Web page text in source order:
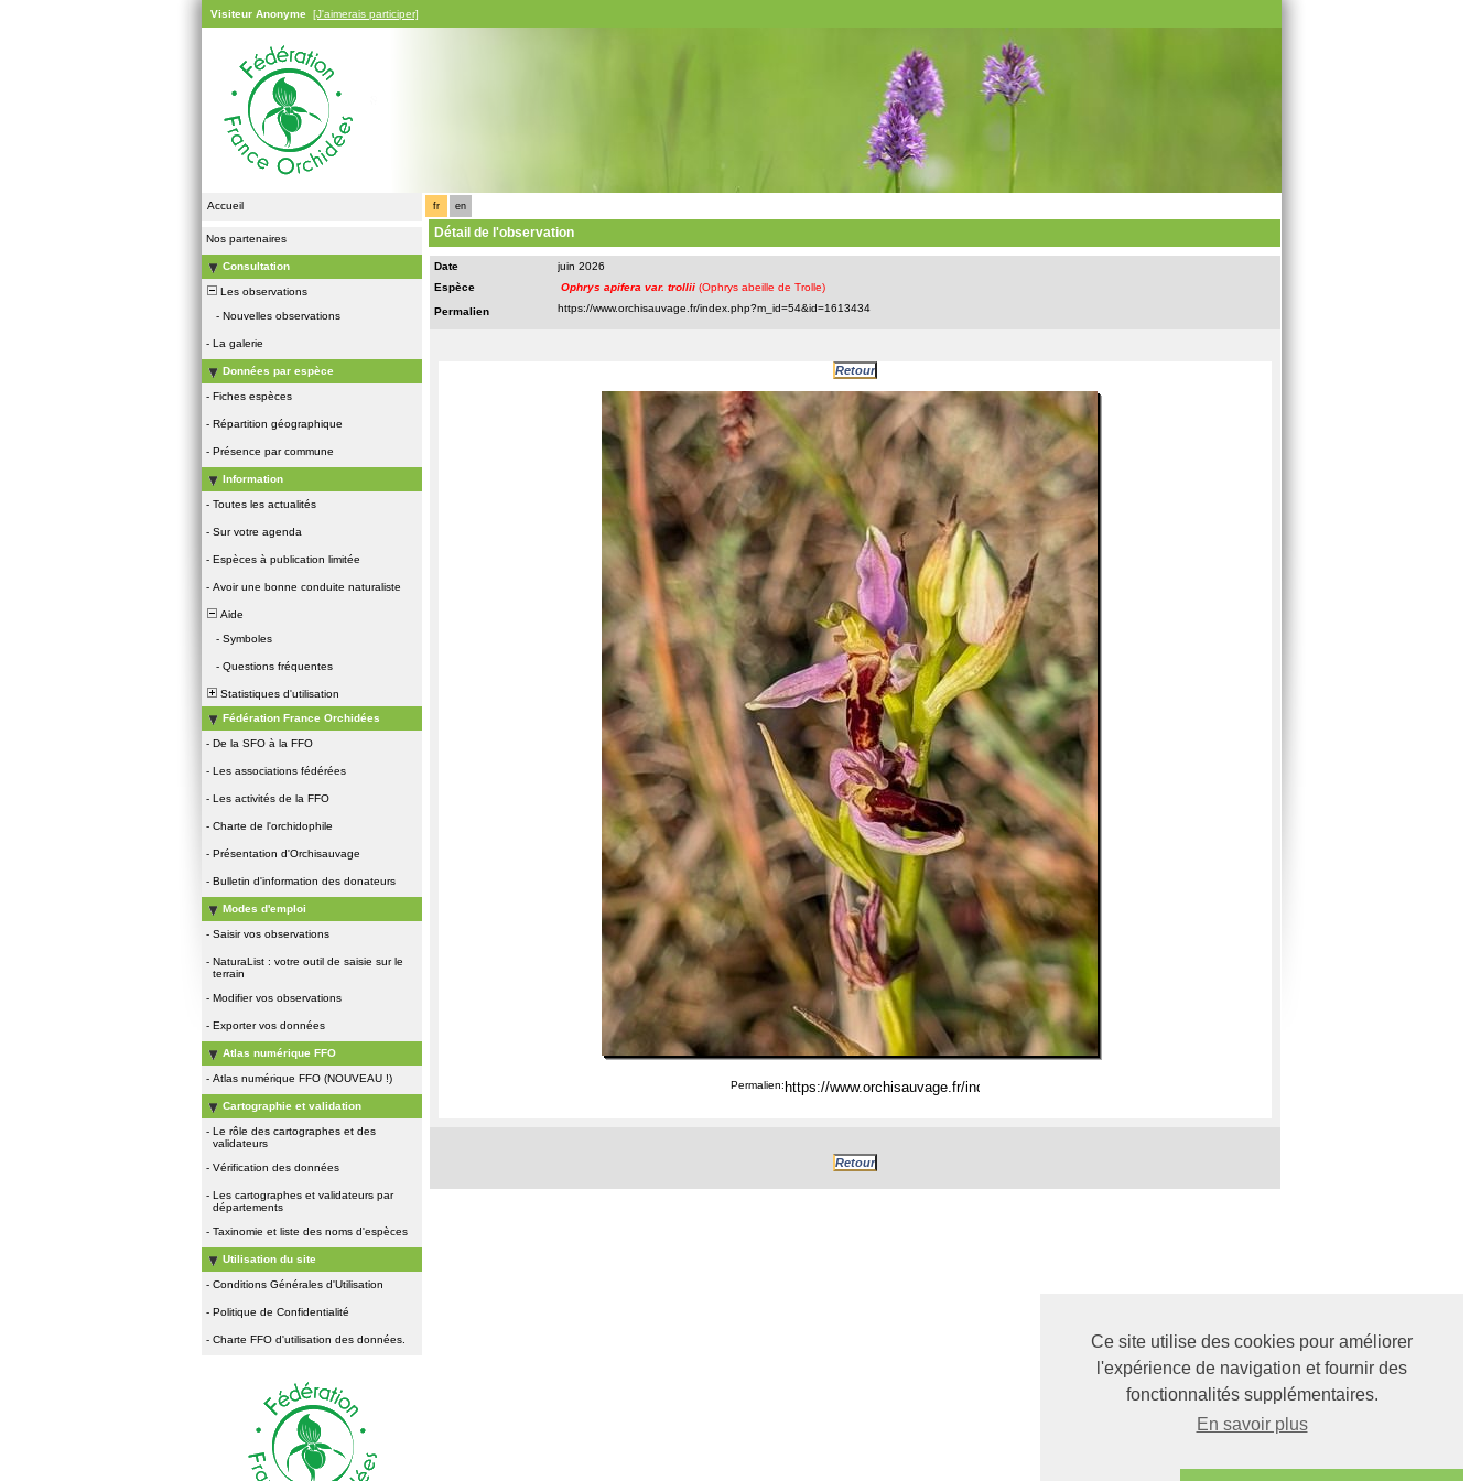
Ce site utilise des cookies pour améliorer
l'expérience de navigation et fournir des
fonctionnalités supplémentaires.
En savoir plus
Visiteur Anonyme [J'aimerais participer]
Accueil
Nos partenaires
Consultation
Les observations
- Nouvelles observations
- La galerie
Données par espèce
- Fiches espèces
- Répartition géographique
- Présence par commune
Information
- Toutes les actualités
- Sur votre agenda
- Espèces à publication limitée
- Avoir une bonne conduite naturaliste
Aide
- Symboles
- Questions fréquentes
Statistiques d'utilisation
Fédération France Orchidées
- De la SFO à la FFO
- Les associations fédérées
- Les activités de la FFO
- Charte de l'orchidophile
- Présentation d'Orchisauvage
- Bulletin d'information des donateurs
Modes d'emploi
- Saisir vos observations
- NaturaList : votre outil de saisie sur le
terrain
- Modifier vos observations
- Exporter vos données
Atlas numérique FFO
- Atlas numérique FFO (NOUVEAU !)
Cartographie et validation
- Le rôle des cartographes et des
validateurs
- Vérification des données
- Les cartographes et validateurs par
départements
- Taxinomie et liste des noms d'espèces
Utilisation du site
- Conditions Générales d'Utilisation
- Politique de Confidentialité
- Charte FFO d'utilisation des données.
fr en
Détail de l'observation
Date
juin 2026
Espèce
Ophrys apifera var. trollii (Ophrys abeille de Trolle)
Permalien
Permalien: